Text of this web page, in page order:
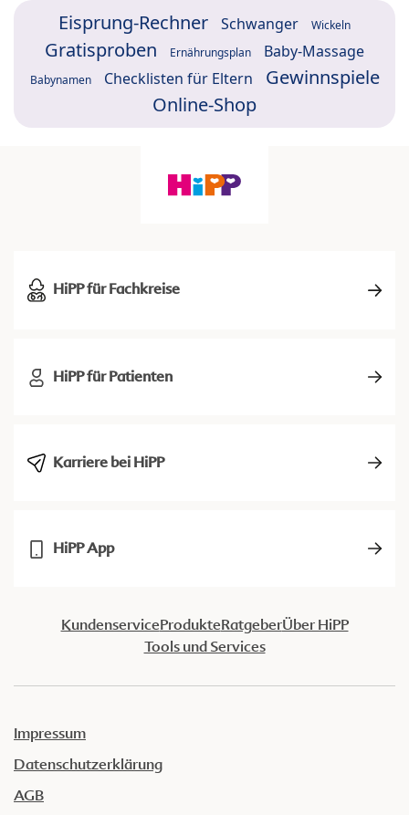
Eisprung-Rechner Schwanger Wickeln
Gratisproben Ernährungsplan Baby-Massage
Babynamen Checklisten für Eltern
Gewinnspiele
Online-Shop
HiPP für Fachkreise
HiPP für Patienten
Karriere bei HiPP
HiPP App
KundenserviceProdukteRatgeberÜber HiPP
Tools und Services
Impressum
Datenschutzerklärung
AGB